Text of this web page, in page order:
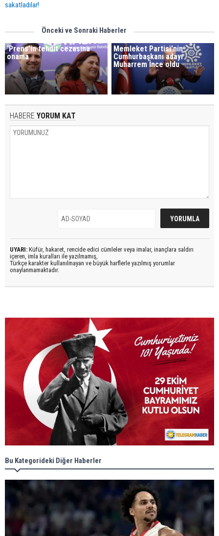
sakatladılar!
Önceki ve Sonraki Haberler
‘Prens’in tehdit cezasına
onama
Memleket Partisi'nin
Cumhurbaşkanı adayı
Muharrem İnce oldu
HABERE YORUM KAT
UYARI: Küfür, hakaret, rencide edici cümleler veya imalar, inançlara saldırı
içeren, imla kuralları ile yazılmamış,
Türkçe karakter kullanılmayan ve büyük harflerle yazılmış yorumlar
onaylanmamaktadır.
Bu Kategorideki Diğer Haberler